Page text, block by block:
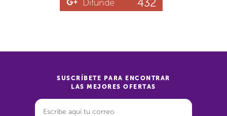
Difunde 432
SUSCRÍBETE PARA ENCONTRAR
LAS MEJORES OFERTAS